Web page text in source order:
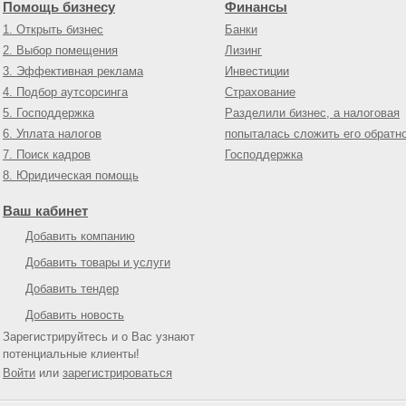
Помощь бизнесу
1. Открыть бизнес
2. Выбор помещения
3. Эффективная реклама
4. Подбор аутсорсинга
5. Господдержка
6. Уплата налогов
7. Поиск кадров
8. Юридическая помощь
Финансы
Банки
Лизинг
Инвестиции
Страхование
Разделили бизнес, а налоговая
попыталась сложить его
Господдержка
Ваш кабинет
Добавить компанию
Добавить товары и услуги
Добавить тендер
Добавить новость
Зарегистрируйтесь и о Вас узнают
потенциальные клиенты!
Войти или зарегистрироваться